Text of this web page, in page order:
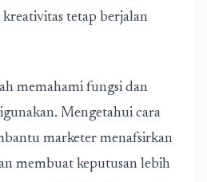
kreativitas tetap berjalan
memahami fungsi dan
Mengetahui cara
marketer menafsirkan
membuat keputusan lebih